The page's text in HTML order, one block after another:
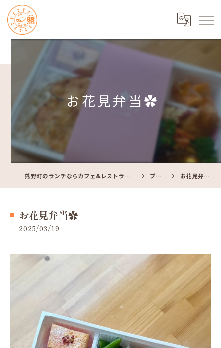
お花見弁当✿
熊野町のランチならカフェ&レストラン Cafe照 ブログ お花見弁当✿
お花見弁当✿
2025/03/19